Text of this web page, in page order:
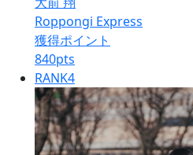
Roppongi Express
獲得ポイント
840pts
RANK4